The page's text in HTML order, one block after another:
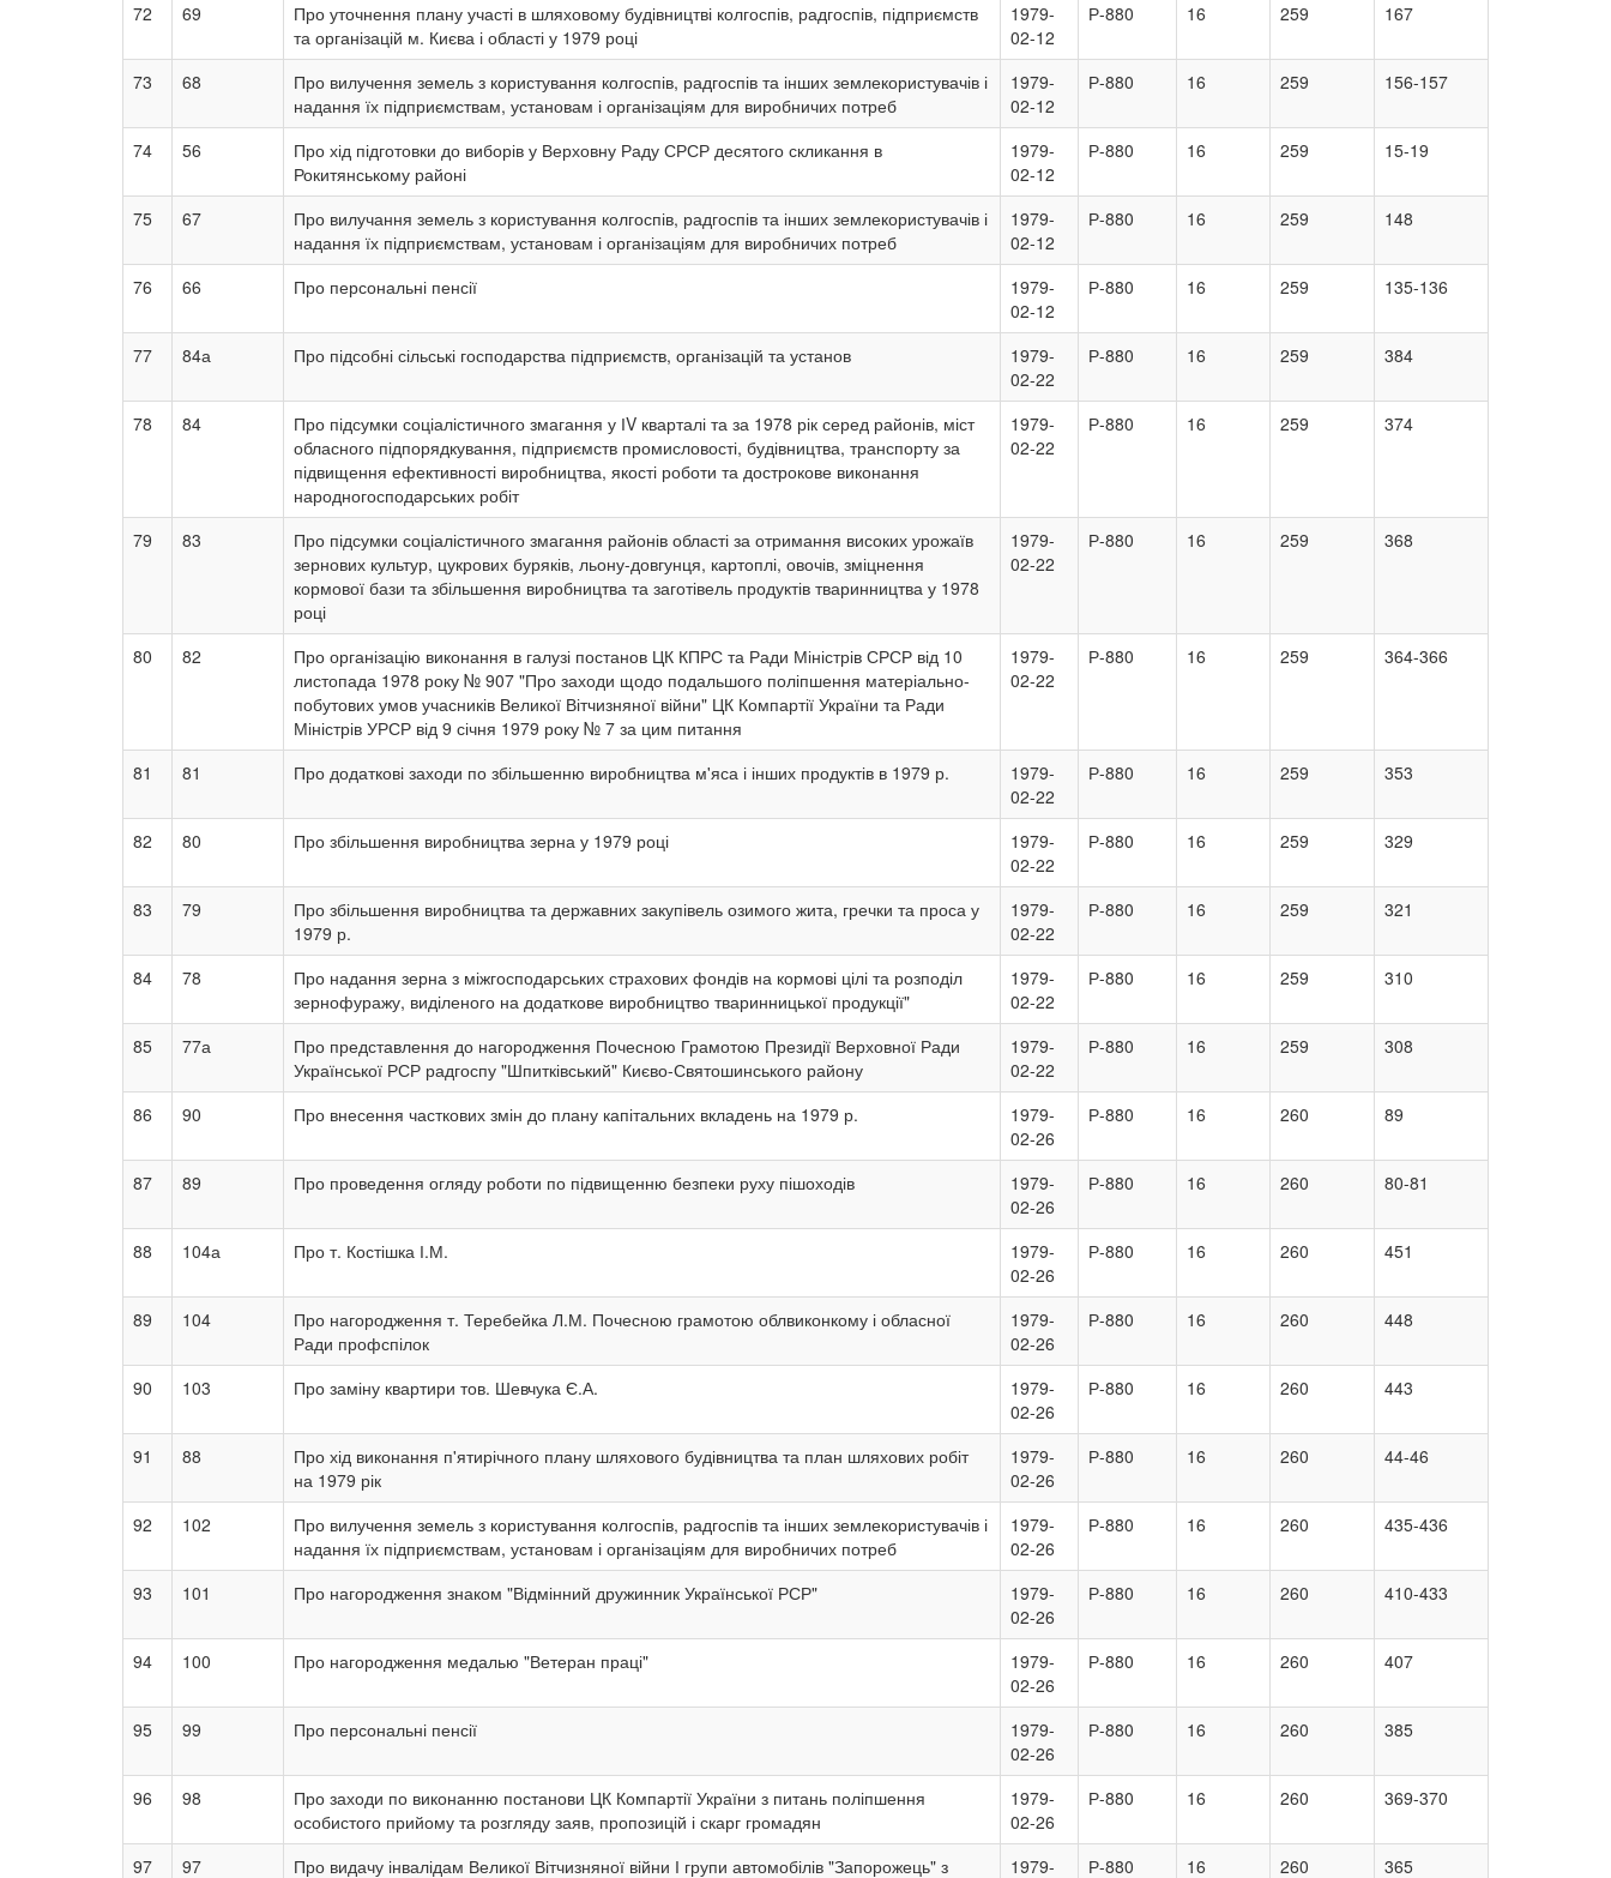
72 69
Про уточнення плану участі в шляховому будівництві колгоспів, радгоспів, підприємств
та організацій м. Києва і області у 1979 році
1979-
02-12
Р-880 16 259 167
73 68
Про вилучення земель з користування колгоспів, радгоспів та інших землекористувачів і
надання їх підприємствам, установам і організаціям для виробничих потреб
1979-
02-12
Р-880 16 259 156-157
74 56
Про хід підготовки до виборів у Верховну Раду СРСР десятого скликання в
Рокитянському районі
1979-
02-12
Р-880 16 259 15-19
75 67
Про вилучання земель з користування колгоспів, радгоспів та інших землекористувачів і
надання їх підприємствам, установам і організаціям для виробничих потреб
1979-
02-12
Р-880 16 259 148
76 66 Про персональні пенсії
1979-
02-12
Р-880 16 259 135-136
77 84а Про підсобні сільські господарства підприємств, організацій та установ
1979-
02-22
Р-880 16 259 384
78 84
Про підсумки соціалістичного змагання у ІV кварталі та за 1978 рік серед районів, міст
обласного підпорядкування, підприємств промисловості, будівництва, транспорту за
підвищення ефективності виробництва, якості роботи та дострокове виконання
народногосподарських робіт
1979-
02-22
Р-880 16 259 374
79 83
Про підсумки соціалістичного змагання районів області за отримання високих урожаїв
зернових культур, цукрових буряків, льону-довгунця, картоплі, овочів, зміцнення
кормової бази та збільшення виробництва та заготівель продуктів тваринництва у 1978
році
1979-
02-22
Р-880 16 259 368
80 82
Про організацію виконання в галузі постанов ЦК КПРС та Ради Міністрів СРСР від 10
листопада 1978 року № 907 "Про заходи щодо подальшого поліпшення матеріально-
побутових умов учасників Великої Вітчизняної війни" ЦК Компартії України та Ради
Міністрів УРСР від 9 січня 1979 року № 7 за цим питання
1979-
02-22
Р-880 16 259 364-366
81 81 Про додаткові заходи по збільшенню виробництва м'яса і інших продуктів в 1979 р.
1979-
02-22
Р-880 16 259 353
82 80 Про збільшення виробництва зерна у 1979 році
1979-
02-22
Р-880 16 259 329
83 79
Про збільшення виробництва та державних закупівель озимого жита, гречки та проса у
1979 р.
1979-
02-22
Р-880 16 259 321
84 78
Про надання зерна з міжгосподарських страхових фондів на кормові цілі та розподіл
зернофуражу, виділеного на додаткове виробництво тваринницької продукції"
1979-
02-22
Р-880 16 259 310
85 77а
Про представлення до нагородження Почесною Грамотою Президії Верховної Ради
Української РСР радгоспу "Шпитківський" Києво-Святошинського району
1979-
02-22
Р-880 16 259 308
86 90 Про внесення часткових змін до плану капітальних вкладень на 1979 р.
1979-
02-26
Р-880 16 260 89
87 89 Про проведення огляду роботи по підвищенню безпеки руху пішоходів
1979-
02-26
Р-880 16 260 80-81
88 104а Про т. Костішка І.М.
1979-
02-26
Р-880 16 260 451
89 104
Про нагородження т. Теребейка Л.М. Почесною грамотою облвиконкому і обласної
Ради профспілок
1979-
02-26
Р-880 16 260 448
90 103 Про заміну квартири тов. Шевчука Є.А.
1979-
02-26
Р-880 16 260 443
91 88
Про хід виконання п'ятирічного плану шляхового будівництва та план шляхових робіт
на 1979 рік
1979-
02-26
Р-880 16 260 44-46
92 102
Про вилучення земель з користування колгоспів, радгоспів та інших землекористувачів і
надання їх підприємствам, установам і організаціям для виробничих потреб
1979-
02-26
Р-880 16 260 435-436
93 101 Про нагородження знаком "Відмінний дружинник Української РСР"
1979-
02-26
Р-880 16 260 410-433
94 100 Про нагородження медалью "Ветеран праці"
1979-
02-26
Р-880 16 260 407
95 99 Про персональні пенсії
1979-
02-26
Р-880 16 260 385
96 98
Про заходи по виконанню постанови ЦК Компартії України з питань поліпшення
особистого прийому та розгляду заяв, пропозицій і скарг громадян
1979-
02-26
Р-880 16 260 369-370
97 97 Про видачу інвалідам Великої Вітчизняної війни І групи автомобілів "Запорожець" з 1979- Р-880 16 260 365